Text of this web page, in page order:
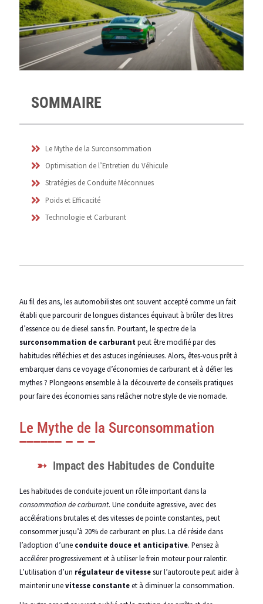
SOMMAIRE
Le Mythe de la Surconsommation
Optimisation de l’Entretien du Véhicule
Stratégies de Conduite Méconnues
Poids et Efficacité
Technologie et Carburant
Au fil des ans, les automobilistes ont souvent accepté comme un fait
établi que parcourir de longues distances équivaut à brûler des litres
d’essence ou de diesel sans fin. Pourtant, le spectre de la
surconsommation de carburant peut être modifié par des
habitudes réfléchies et des astuces ingénieuses. Alors, êtes-vous prêt à
embarquer dans ce voyage d’économies de carburant et à défier les
mythes ? Plongeons ensemble à la découverte de conseils pratiques
pour faire des économies sans relâcher notre style de vie nomade.
Le Mythe de la Surconsommation
Impact des Habitudes de Conduite
Les habitudes de conduite jouent un rôle important dans la
consommation de carburant. Une conduite agressive, avec des
accélérations brutales et des vitesses de pointe constantes, peut
consommer jusqu’à 20% de carburant en plus. La clé réside dans
l’adoption d’une conduite douce et anticipative. Pensez à
accélérer progressivement et à utiliser le frein moteur pour ralentir.
L’utilisation d’un régulateur de vitessesur l’autoroute peut aider à
maintenir unevitesse constanteet à diminuer la consommation.